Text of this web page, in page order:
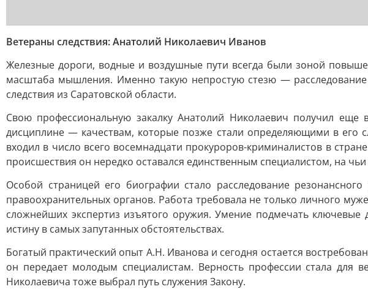
Ветераны следствия: Анатолий Николаевич Иванов
Железные дороги, водные и воздушные пути всегда были зоной
масштаба мышления. Именно такую непростую стезю —
следствия из Саратовской области.
Свою профессиональную закалку Анатолий Николаевич получил
дисциплине — качествам, которые позже стали определяющими в его
входил в число всего восемнадцати прокуроров-криминалистов в
происшествия он нередко оставался единственным специалистом, на
Особой страницей его биографии стало расследование
правоохранительных органов. Работа требовала не только личного
сложнейших экспертиз изъятого оружия. Умение подмечать
истину в самых запутанных обстоятельствах.
Богатый практический опыт А.Н. Иванова и сегодня остается
он передает молодым специалистам. Верность профессии стала для
Николаевича тоже выбрал путь служения Закону.